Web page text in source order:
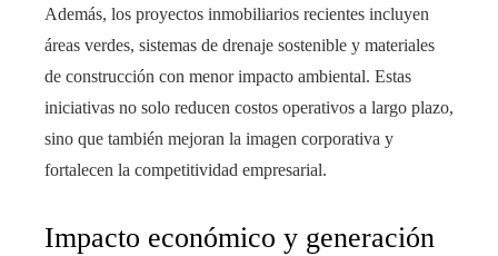
Además, los proyectos inmobiliarios recientes incluyen
áreas verdes, sistemas de drenaje sostenible y materiales
de construcción con menor impacto ambiental. Estas
iniciativas no solo reducen costos operativos a largo plazo,
sino que también mejoran la imagen corporativa y
fortalecen la competitividad empresarial.
Impacto económico y generación